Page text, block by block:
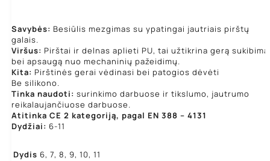
Savybės: Besiūlis mezgimas su ypatingai jautriais pirštų
galais.
Viršus: Pirštai ir delnas aplieti PU, tai užtikrina gerą sukibimą
bei apsaugą nuo mechaninių pažeidimų.
Kita: Pirštinės gerai vėdinasi bei patogios dėvėti
Be silikono.
Tinka naudoti: surinkimo darbuose ir tikslumo, jautrumo
reikalaujančiuose darbuose.
Atitinka CE 2 kategoriją, pagal EN 388 – 4131
Dydžiai: 6-11
Dydis 6, 7, 8, 9, 10, 11